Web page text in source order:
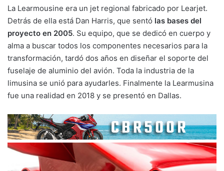
La Learmousine era un jet regional fabricado por Learjet.
Detrás de ella está Dan Harris, que sentó las bases del
proyecto en 2005. Su equipo, que se dedicó en cuerpo y
alma a buscar todos los componentes necesarios para la
transformación, tardó dos años en diseñar el soporte del
fuselaje de aluminio del avión. Toda la industria de la
limusina se unió para ayudarles. Finalmente la Learmusina
fue una realidad en 2018 y se presentó en Dallas.